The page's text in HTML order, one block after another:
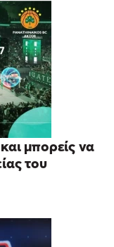
μπορείς να
του